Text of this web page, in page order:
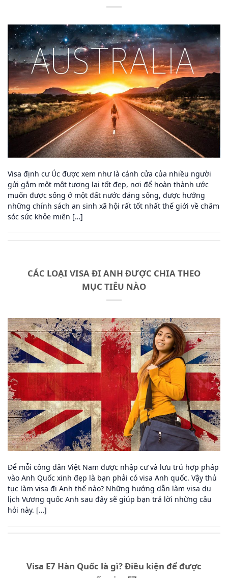
Visa định cư Úc được xem như là cánh cửa của nhiều người
gửi gắm một một tương lai tốt đẹp, nơi để hoàn thành ước
muốn được sống ở một đất nước đáng sống, được hưởng
những chính sách an sinh xã hội rất tốt nhất thế giới về chăm
sóc sức khỏe miễn […]
CÁC LOẠI VISA ĐI ANH ĐƯỢC CHIA THEO
MỤC TIÊU NÀO
Để mỗi công dân Việt Nam được nhập cư và lưu trú hợp pháp
vào Anh Quốc xinh đẹp là bạn phải có visa Anh quốc. Vậy thủ
tục làm visa đi Anh thế nào? Những hướng dẫn làm visa du
lịch Vương quốc Anh sau đây sẽ giúp bạn trả lời những câu
hỏi này. […]
Visa E7 Hàn Quốc là gì? Điều kiện để được